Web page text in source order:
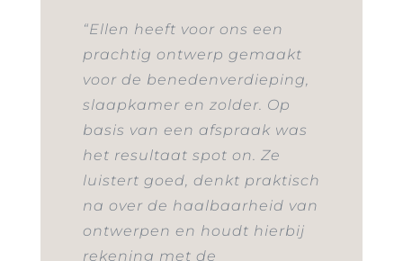
“Ellen heeft voor ons een
prachtig ontwerp gemaakt
voor de benedenverdieping,
slaapkamer en zolder. Op
basis van een afspraak was
het resultaat spot on. Ze
luistert goed, denkt praktisch
na over de haalbaarheid van
ontwerpen en houdt hierbij
rekening met de